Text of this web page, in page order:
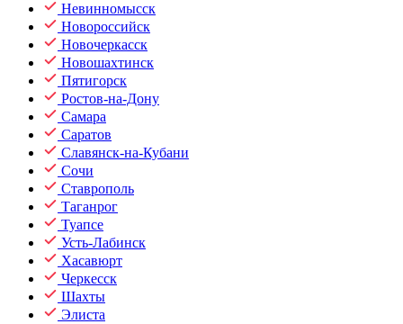
Невинномысск
Новороссийск
Новочеркасск
Новошахтинск
Пятигорск
Ростов-на-Дону
Самара
Саратов
Славянск-на-Кубани
Сочи
Ставрополь
Таганрог
Туапсе
Усть-Лабинск
Хасавюрт
Черкесск
Шахты
Элиста